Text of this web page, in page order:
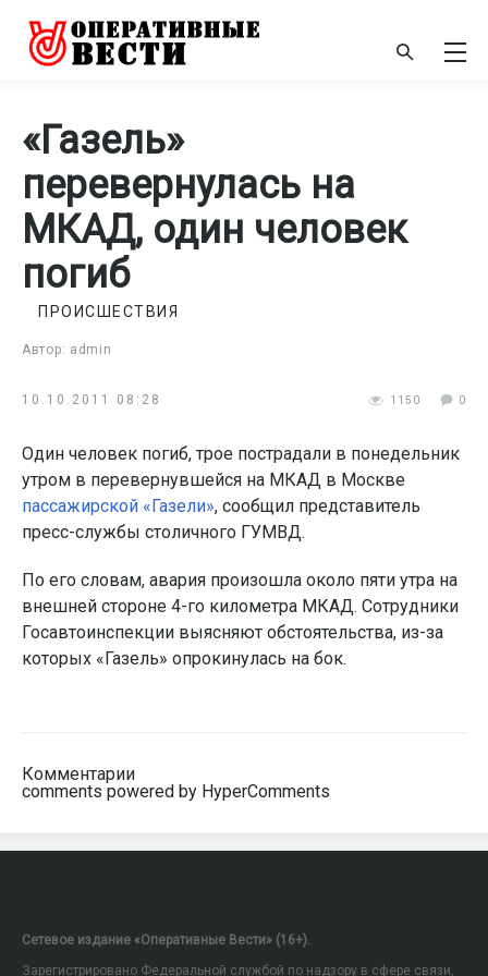
«Газель»
перевернулась на
МКАД, один человек
погиб
Автор: admin
ПРОИСШЕСТВИЯ
10.10.2011 08:28 1150 0
Один человек погиб, трое пострадали в понедельник
утром в перевернувшейся на МКАД в Москве
пассажирской «Газели», сообщил представитель
пресс-службы столичного ГУМВД.
По его словам, авария произошла около пяти утра на
внешней стороне 4-го километра МКАД. Сотрудники
Госавтоинспекции выясняют обстоятельства, из-за
которых «Газель» опрокинулась на бок.
Комментарии
comments powered by HyperComments
Сетевое издание «Оперативные Вести» (16+).
Зарегистрировано Федеральной службой по надзору в сфере связи,